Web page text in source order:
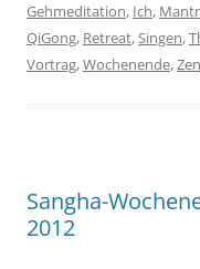
Gehmeditation, Ich,
QiGong, Retreat,Singen,
Vortrag,Wochenende,Zen
Sangha-
2012